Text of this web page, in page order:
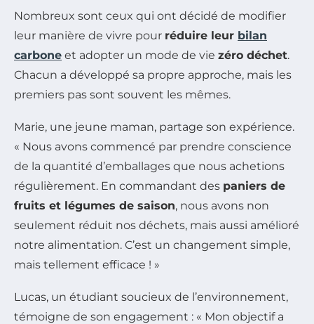
Nombreux sont ceux qui ont décidé de modifier
leur manière de vivre pour réduire leur bilan
carbone et adopter un mode de vie zéro déchet.
Chacun a développé sa propre approche, mais les
premiers pas sont souvent les mêmes.
Marie, une jeune maman, partage son expérience.
« Nous avons commencé par prendre conscience
de la quantité d’emballages que nous achetions
régulièrement. En commandant des paniers de
fruits et légumes de saison, nous avons non
seulement réduit nos déchets, mais aussi amélioré
notre alimentation. C’est un changement simple,
mais tellement efficace ! »
Lucas, un étudiant soucieux de l’environnement,
témoigne de son engagement : « Mon objectif a